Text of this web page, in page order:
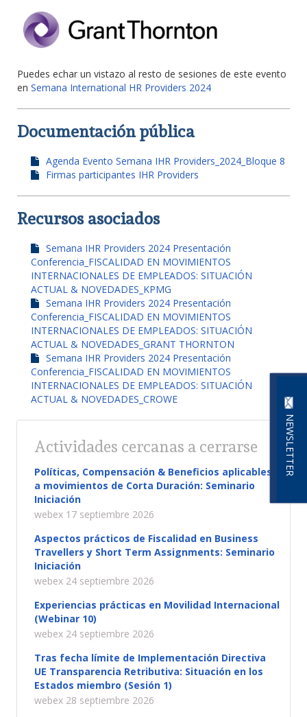
NEWSLETTER
Puedes echar un vistazo al resto de sesiones de este evento
en Semana International HR Providers 2024
Documentación pública
Agenda Evento Semana IHR Providers_2024_Bloque 8
Firmas participantes IHR Providers
Recursos asociados
Semana IHR Providers 2024 Presentación
Conferencia_FISCALIDAD EN MOVIMIENTOS
INTERNACIONALES DE EMPLEADOS: SITUACIÓN
ACTUAL & NOVEDADES_KPMG
Semana IHR Providers 2024 Presentación
Conferencia_FISCALIDAD EN MOVIMIENTOS
INTERNACIONALES DE EMPLEADOS: SITUACIÓN
ACTUAL & NOVEDADES_GRANT THORNTON
Semana IHR Providers 2024 Presentación
Conferencia_FISCALIDAD EN MOVIMIENTOS
INTERNACIONALES DE EMPLEADOS: SITUACIÓN
ACTUAL & NOVEDADES_CROWE
Actividades cercanas a cerrarse
Políticas, Compensación & Beneficios aplicables
a movimientos de Corta Duración: Seminario
Iniciación
webex 17 septiembre 2026
Aspectos prácticos de Fiscalidad en Business
Travellers y Short Term Assignments: Seminario
Iniciación
webex 24 septiembre 2026
Experiencias prácticas en Movilidad Internacional
(Webinar 10)
webex 24 septiembre 2026
Tras fecha límite de Implementación Directiva
UE Transparencia Retributiva: Situación en los
Estados miembro (Sesión 1)
webex 28 septiembre 2026